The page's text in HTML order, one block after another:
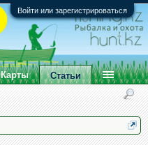
Войти или зарегистрироваться
Карты Статьи